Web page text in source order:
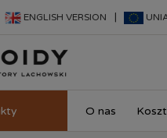
O nas
ENGLISH VERSION